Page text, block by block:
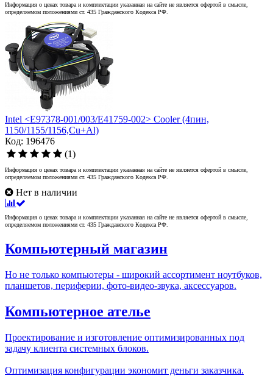
Информация о ценах товара и комплектации указанная на сайте не является офертой в смысле,
определяемом положениями ст. 435 Гражданского Кодекса РФ.
Intel <Е97378-001/003/E41759-002> Cooler (4пин,
1150/1155/1156,Cu+Al)
Код: 196476
(1)
Информация о ценах товара и комплектации указанная на сайте не является офертой в смысле,
определяемом положениями ст. 435 Гражданского Кодекса РФ.
Нет в наличии
Информация о ценах товара и комплектации указанная на сайте не является офертой в смысле,
определяемом положениями ст. 435 Гражданского Кодекса РФ.
Компьютерный магазин
Но не только компьютеры - широкий ассортимент ноутбуков,
планшетов, периферии, фото-видео-звука, аксессуаров.
Компьютерное ателье
Проектирование и изготовление оптимизированных под
задачу клиента системных блоков.
Оптимизация конфигурации экономит деньги заказчика.